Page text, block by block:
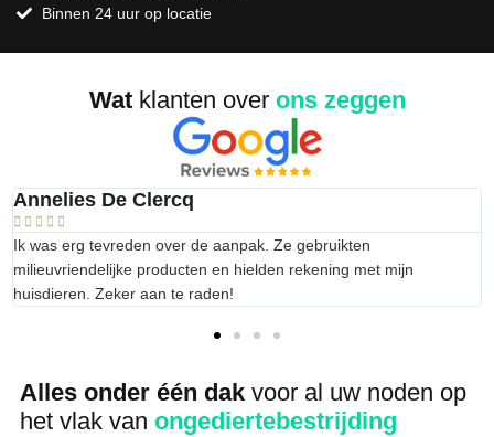
Binnen 24 uur op locatie
Watklanten over ons zeggen
Annelies De Clercq
    
Ik was erg tevreden over de aanpak. Ze gebruikten
milieuvriendelijke producten en hielden rekening met mijn
huisdieren. Zeker aan te raden!
Alles onder één dak voor al uw noden op
het vlak van ongediertebestrijding